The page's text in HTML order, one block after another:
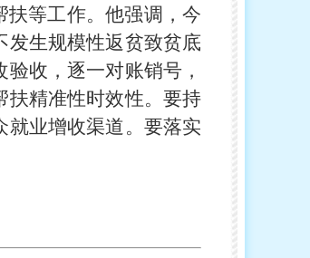
扶等工作。他强调，今
发生规模性返贫致贫底
收，逐一对账销号，
扶精准性时效性。要持
就业增收渠道。要落实